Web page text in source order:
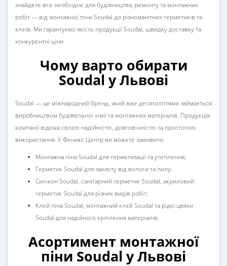
знайдете все необхідне для будівництва, ремонту та монтажних
робіт — від монтажної піни Soudal до різноманітних герметиків та
клеїв. Ми гарантуємоякість продукції Soudal, швидку доставку та
конкурентні ціни.
Чому варто обирати
Soudal у Львові
Soudal — це міжнародний бренд, який вже десятиліттями займається
виробництвом будівельної хіміїта монтажних матеріалів. Продукція
компанії відома своєю надійністю, довговічністю та простотою
використання. УФеникс Центр ви можете замовити:
Монтажна піна Soudal для герметизації та утеплення;
Герметик Soudal для захисту від вологи та пилу;
Силікон Soudal, санітарний герметик Soudal, акриловий
герметик Soudal для різних видів робіт;
Клей піна Soudal, монтажний клей Soudal та рідкі цвяхи
Soudal для надійного кріплення матеріалів.
Асортимент монтажної
піни Soudal у Львові